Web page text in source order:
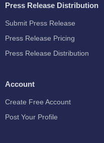
Press Release Distribution
Submit Press Release
Press Release Pricing
Press Release Distribution
Account
Create Free Account
Post Your Profile